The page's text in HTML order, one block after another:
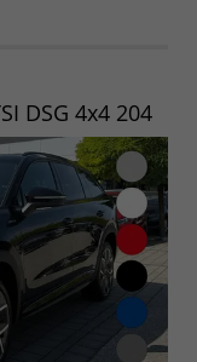
DSG 4x4 204